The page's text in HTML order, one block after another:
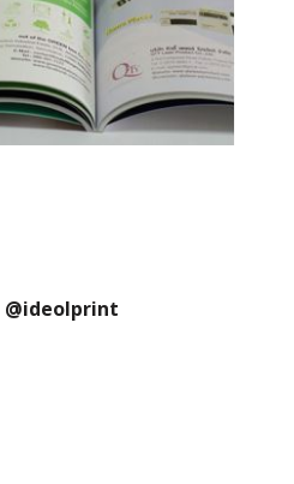
@ideolprint